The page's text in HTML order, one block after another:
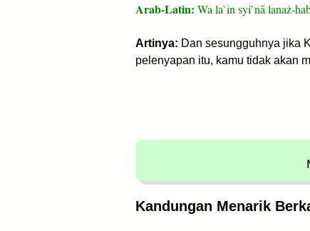
Arab-Latin: Wa la`in syi`nā lanaż-
Artinya: Dan sesungguhnya jika
pelenyapan itu, kamu tidak akan
Kandungan Menarik